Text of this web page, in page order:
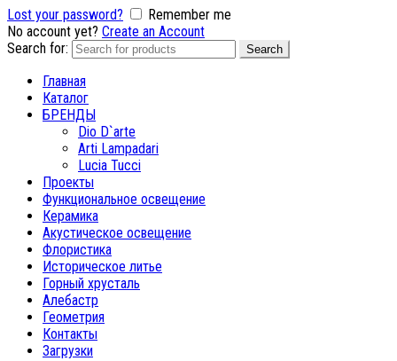
Lost your password?
Remember me
No account yet? Create an Account
Search for:
Search
Главная
Каталог
БРЕНДЫ
Dio D`arte
Arti Lampadari
Lucia Tucci
Проекты
Функциональное освещение
Керамика
Акустическое освещение
Флористика
Историческое литье
Горный хрусталь
Алебастр
Геометрия
Контакты
Загрузки